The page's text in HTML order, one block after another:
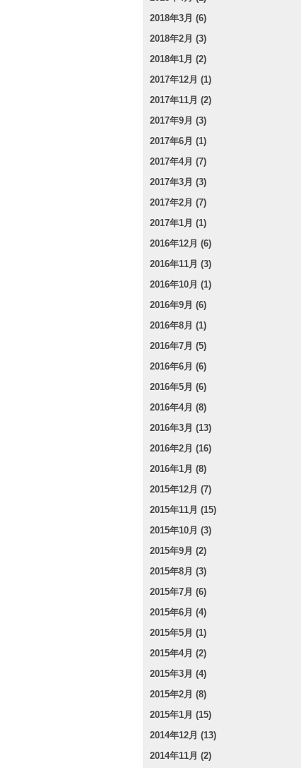
2018年3月 (6)
2018年2月 (3)
2018年1月 (2)
2017年12月 (1)
2017年11月 (2)
2017年9月 (3)
2017年6月 (1)
2017年4月 (7)
2017年3月 (3)
2017年2月 (7)
2017年1月 (1)
2016年12月 (6)
2016年11月 (3)
2016年10月 (1)
2016年9月 (6)
2016年8月 (1)
2016年7月 (5)
2016年6月 (6)
2016年5月 (6)
2016年4月 (8)
2016年3月 (13)
2016年2月 (16)
2016年1月 (8)
2015年12月 (7)
2015年11月 (15)
2015年10月 (3)
2015年9月 (2)
2015年8月 (3)
2015年7月 (6)
2015年6月 (4)
2015年5月 (1)
2015年4月 (2)
2015年3月 (4)
2015年2月 (8)
2015年1月 (15)
2014年12月 (13)
2014年11月 (2)